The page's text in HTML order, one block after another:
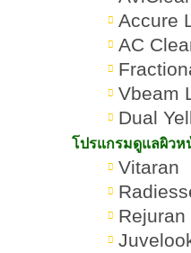
Accure
AC
Vbeam
Dual
โปรแกรมดูแลผิวห
Vitaran
Rejuran
สารบัญเนื้อ
คอลลาเจนคืออ
เติมคอลลาเจน
คอลลาเจนคืออ
โปรตีนสำคัญขอ